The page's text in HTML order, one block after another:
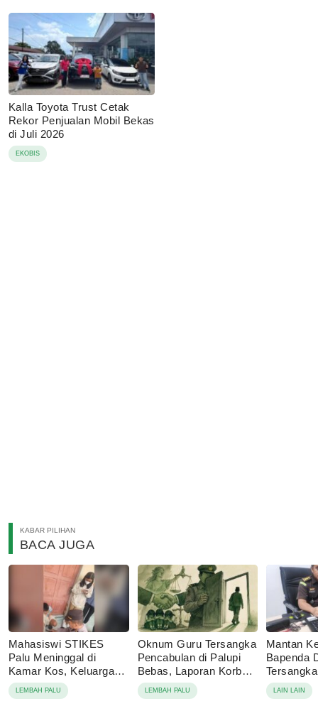
Kalla Toyota Trust Cetak
Rekor Penjualan Mobil Bekas
di Juli 2026
EKOBIS
KABAR PILIHAN
BACA JUGA
Mahasiswi STIKES
Palu Meninggal di
Kamar Kos, Keluarga
Tolak Autopsi
LEMBAH PALU
Oknum Guru Tersangka
Pencabulan di Palupi
Bebas, Laporan Korban
Berujung Damai
LEMBAH PALU
Mantan
Bapenda
Korupsi
LAIN LAIN